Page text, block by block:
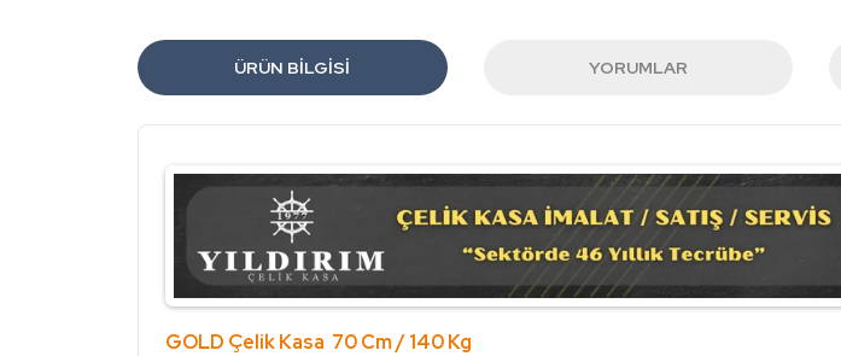
ÜRÜN BILGISI YORUMLAR
GOLD Çelik Kasa 70 Cm / 140 Kg